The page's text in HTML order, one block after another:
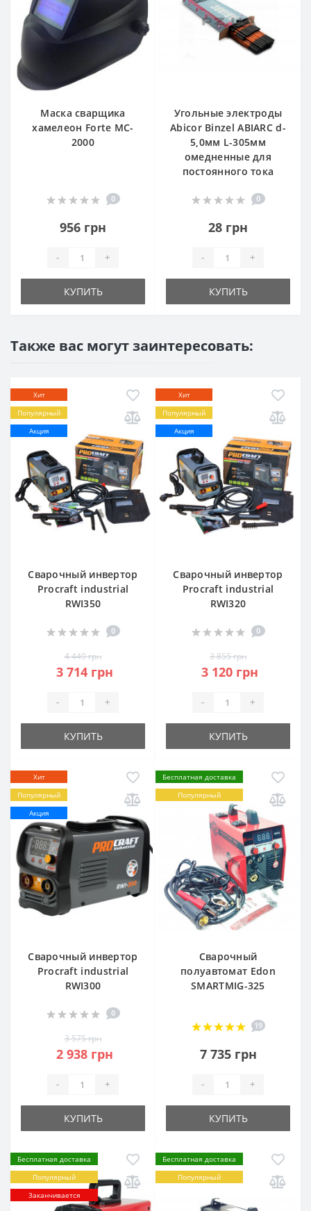
Маска сварщика
хамелеон Forte MC-
2000
0
956 грн
- +
КУПИТЬ
Угольные электроды
Abicor Binzel ABIARC d-
5,0мм L-305мм
омедненные для
постоянного тока
0
28 грн
- +
КУПИТЬ
Также вас могут заинтересовать:
Хит
Популярный
Акция
Сварочный инвертор
Procraft industrial
RWI350
0
4 449 грн
3 714 грн
- +
КУПИТЬ
Хит
Популярный
Акция
Сварочный инвертор
Procraft industrial
RWI320
0
3 855 грн
3 120 грн
- +
КУПИТЬ
Хит
Популярный
Акция
Сварочный инвертор
Procraft industrial
RWI300
0
3 575 грн
2 938 грн
- +
КУПИТЬ
Бесплатная доставка
Популярный
Сварочный
полуавтомат Edon
SMARTMIG-325
19
7 735 грн
- +
КУПИТЬ
Бесплатная доставка
Популярный
Заканчивается
Бесплатная доставка
Популярный